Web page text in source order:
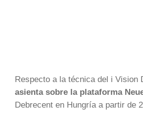
Respecto a la técnica del i Vision
asienta sobre la plataforma
Debrecent en Hungría a partir de